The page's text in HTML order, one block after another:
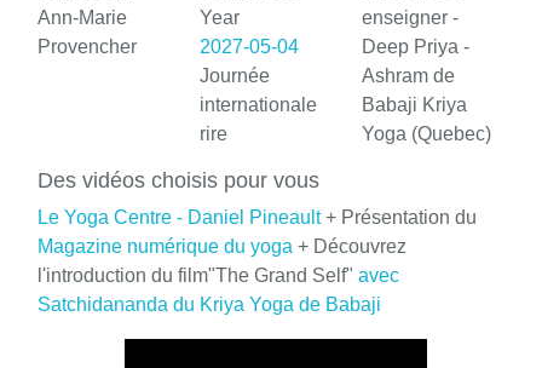
Ann-Marie
Provencher
Year
2027-05-04
Journée
internationale
rire
enseigner -
Deep Priya -
Ashram de
Babaji Kriya
Yoga (Quebec)
Des vidéos choisis pour vous
Le Yoga Centre - Daniel Pineault+ Présentation du
Magazine numérique du yoga + Découvrez
l'introduction du film"The Grand Self" avec
Satchidananda du Kriya Yoga de Babaji